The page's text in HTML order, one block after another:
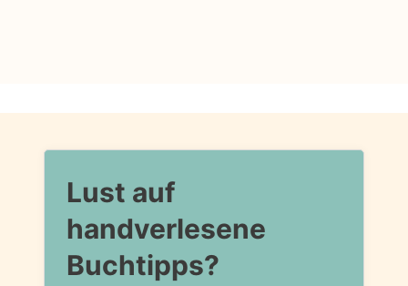
Lust auf
handverlesene
Buchtipps?